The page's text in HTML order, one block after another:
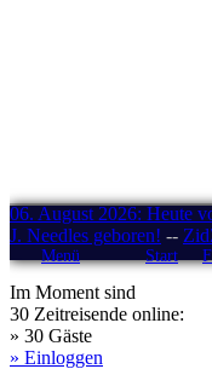
06. August 2026: Heute
J. Needles geboren! --
Menü Start
Im Moment sind
30 Zeitreisende online:
» 30 Gäste
» Einloggen